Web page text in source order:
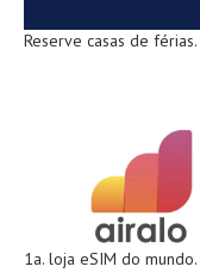
Reserve casas de férias.
1a. loja eSIM do mundo.